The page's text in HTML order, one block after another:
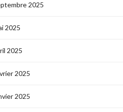
2025
2025
2025
2025
2025